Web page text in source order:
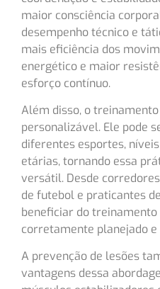
maior consciência
desempenho técnico e
mais eficiência dos
energético e maior
esforço contínuo.
Além disso, o
personalizável. Ele pode
diferentes esportes,
etárias, tornando essa
versátil. Desde
de futebol e praticantes
beneficiar do
corretamente planejado e
A prevenção de lesões
vantagens dessa